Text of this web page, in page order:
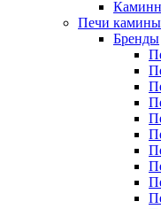
Печи камины
Бренды